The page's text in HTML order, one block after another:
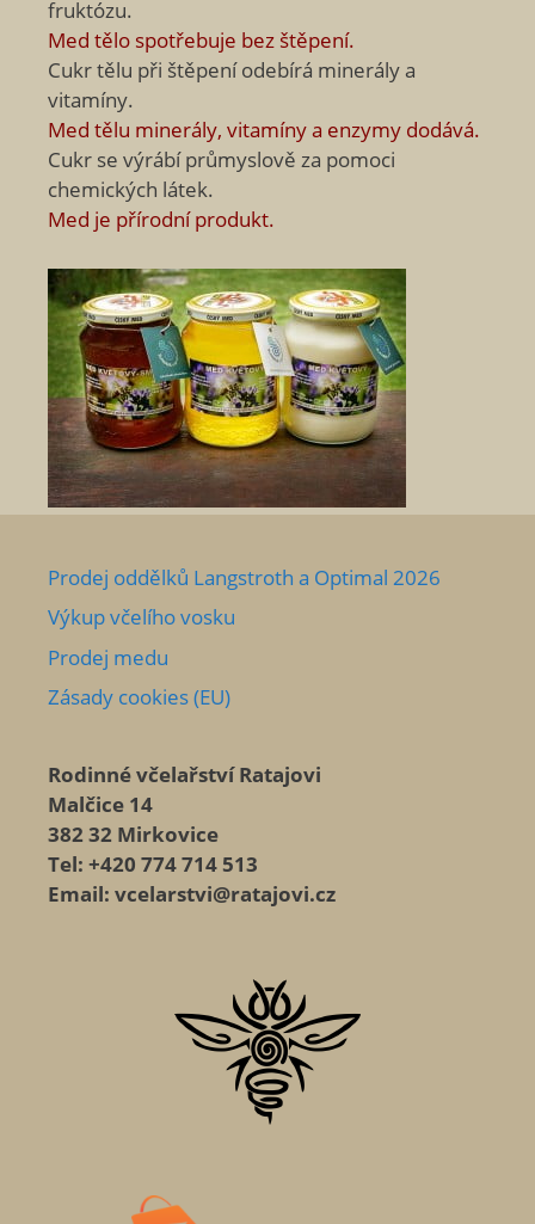
fruktózu.
Med tělo spotřebuje bez štěpení.
Cukr tělu při štěpení odebírá minerály a
vitamíny.
Med tělu minerály, vitamíny a enzymy dodává.
Cukr se výrábí průmyslově za pomoci
chemických látek.
Med je přírodní produkt.
Prodej oddělků Langstroth a Optimal 2026
Výkup včelího vosku
Prodej medu
Zásady cookies (EU)
Rodinné včelařství Ratajovi
Malčice 14
382 32 Mirkovice
Tel: +420 774 714 513
Email: vcelarstvi@ratajovi.cz